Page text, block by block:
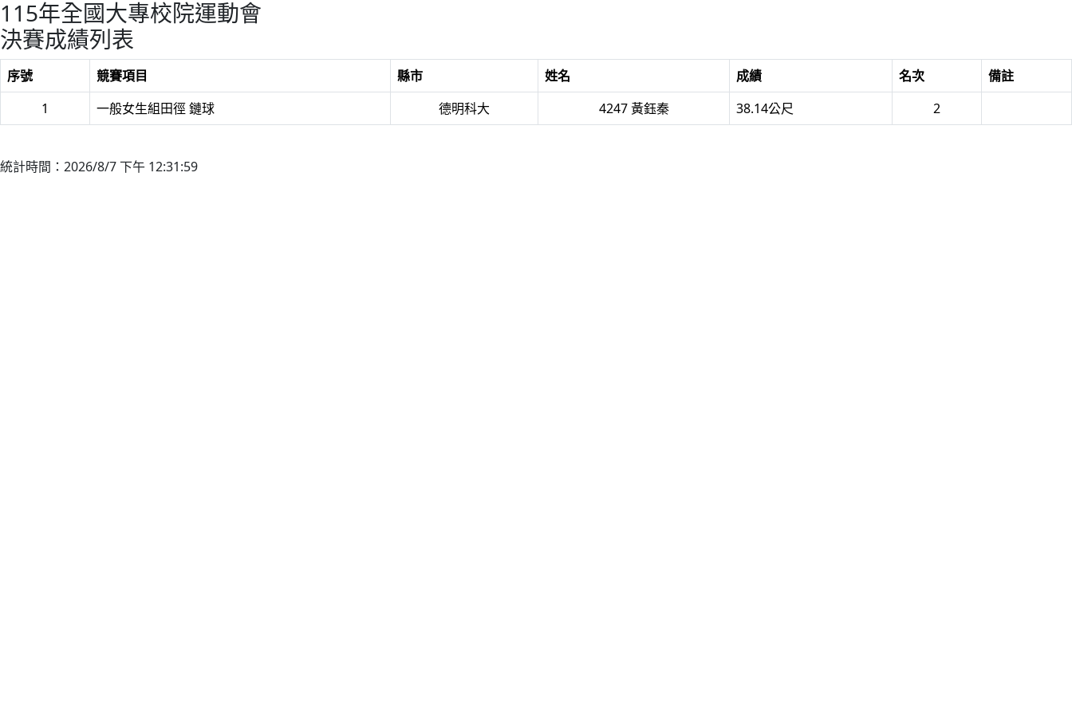
115年全國大專校院運動會
決賽成績列表
序號 競賽項目 縣市 姓名 成績 名次
備註
1
一般女生組田徑 鏈球 德明科大 4247 黃鈺秦 38.14公尺 2
統計時間：2026/8/7 下午 12:31:59